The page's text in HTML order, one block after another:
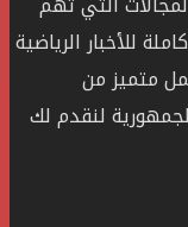
للأخبار الرياضية
متميز من
لنقدم لك